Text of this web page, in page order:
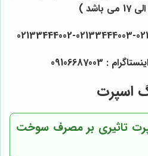
02133444002-02133444003-
: 09106687003
اسپرت
تاثیری بر مصرف سوخت